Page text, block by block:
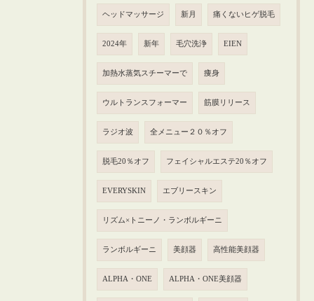
ヘッドマッサージ 新月 痛くないヒゲ脱毛
2024年 新年 毛穴洗浄 EIEN
加熱水蒸気スチーマーで 痩身
ウルトランスフォーマー 筋膜リリース
ラジオ波 全メニュー２０％オフ
脱毛20％オフ フェイシャルエステ20％オフ
EVERYSKIN エブリースキン
リズム×トニーノ・ランボルギーニ
ランボルギーニ 美顔器 高性能美顔器
ALPHA・ONE ALPHA・ONE美顔器